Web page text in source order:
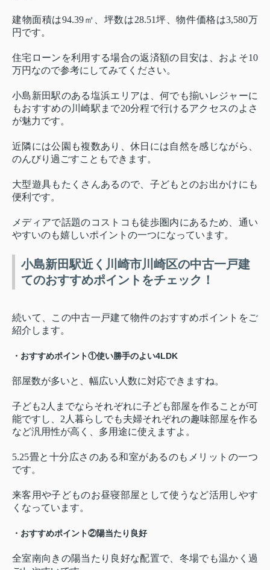
建物面積は94.39㎡、坪数は28.51坪、物件価格は3,580万
円です。
住宅ローンを利用する場合の返済額の目安は、およそ10
万円なので参考にしてみてください。
小島新田駅のある塩浜エリアは、何でも揃いレジャーに
もおすすめの川崎駅まで20分程で行けるアクセスのよさ
が魅力です。
近隣には公園も複数あり、休日には自然を感じながら、
のんびり過ごすこともできます。
大型遊具もたくさんあるので、子どもとのお出かけにも
便利です。
メディアで話題のコストコも徒歩圏内にあるため、通い
やすいのも嬉しいポイントの一つになっています。
小島新田駅近く川崎市川崎区の中古一戸建
てのおすすめポイントをチェック！
続いて、この中古一戸建て物件のおすすめポイントをご
紹介します。
・おすすめポイント①使い勝手のよい4LDK
部屋数が多いと、幅広い人数に対応できますね。
子ども2人までならそれぞれに子ども部屋を作ることが可
能ですし、2人暮らしでも夫婦それぞれの趣味部屋を作る
など汎用性が高く、多用途に使えますよ。
5.25畳と十分広さのある和室があるのもメリットの一つ
です。
来客用や子どものお昼寝部屋として使うなど活用しやす
くなっています。
・おすすめポイント②陽当たり良好
全室南向きの陽当たり良好な配置で、冬場でも温かく過